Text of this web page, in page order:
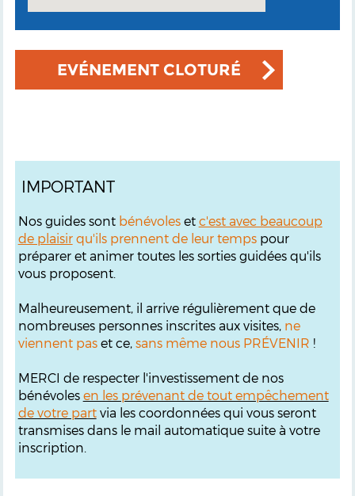
EVÉNEMENT CLOTURÉ
IMPORTANT
Nos guides sont bénévoleset c'est avec beaucoup
de plaisirqu'ils prennent de leur tempspour
préparer et animer toutes les sorties guidées qu'ils
vous proposent.
Malheureusement, il arrive régulièrement que de
nombreuses personnes inscrites aux visites, ne
viennent paset ce, sans même nous PRÉVENIR !
MERCI de respecter l'investissement de nos
bénévoles en les prévenant de tout empêchement
de votre partvia les coordonnées qui vous seront
transmises dans le mail automatique suite à votre
inscription.